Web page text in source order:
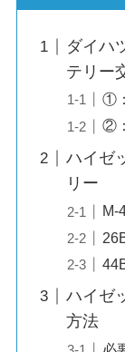
ダイハ
テリー
①
②
ハイゼ
リー
M-
ハイゼ
方法